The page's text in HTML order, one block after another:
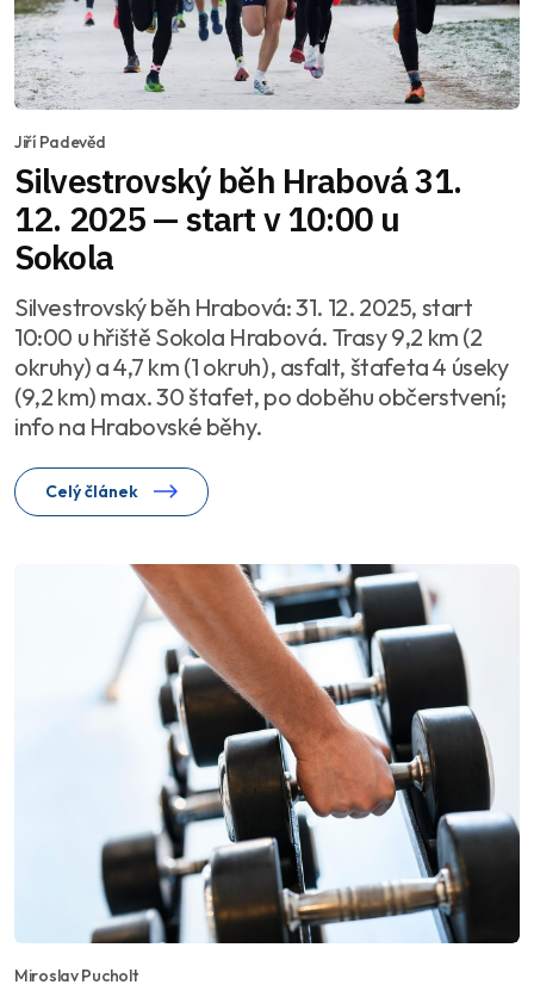
Jiří Padevěd
Silvestrovský běh Hrabová 31.
12. 2025 — start v 10:00 u
Sokola
Silvestrovský běh Hrabová: 31. 12. 2025, start
10:00 u hřiště Sokola Hrabová. Trasy 9,2 km (2
okruhy) a 4,7 km (1 okruh), asfalt, štafeta 4 úseky
(9,2 km) max. 30 štafet, po doběhu občerstvení;
info na Hrabovské běhy.
Celý článek
Miroslav Pucholt